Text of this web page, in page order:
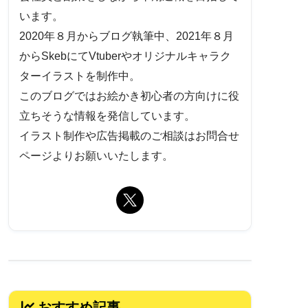
います。
2020年８月からブログ執筆中、2021年８月
からSkebにてVtuberやオリジナルキャラク
ターイラストを制作中。
このブログではお絵かき初心者の方向けに役
立ちそうな情報を発信しています。
イラスト制作や広告掲載のご相談はお問合せ
ページよりお願いいたします。